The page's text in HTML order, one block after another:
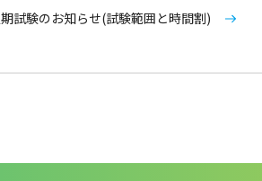
試験のお知らせ(試験範囲と時間割)